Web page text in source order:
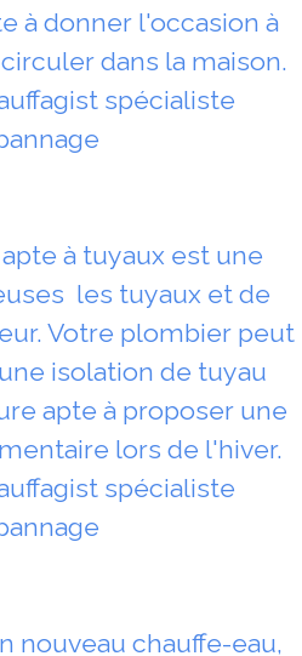
à donner l'occasion à
dans la maison.
spécialiste
à tuyaux est une
les tuyaux et de
Votre plombier peut
isolation de tuyau
apte à proposer une
lors de l'hiver.
spécialiste
nouveau chauffe-eau,